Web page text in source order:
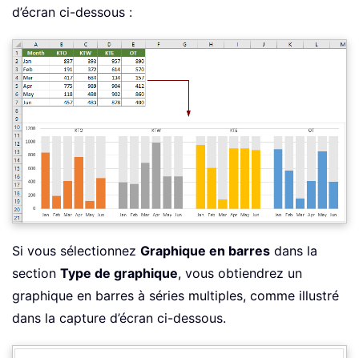
d’écran ci-dessous :
Si vous sélectionnez Graphique en barres dans la
section Type de graphique, vous obtiendrez un
graphique en barres à séries multiples, comme illustré
dans la capture d’écran ci-dessous.